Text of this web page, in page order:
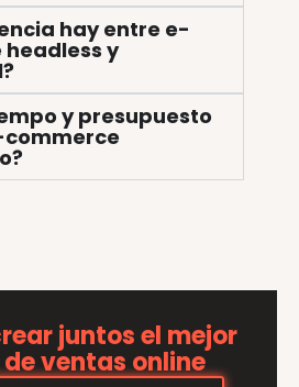
hay entre e-
y
y presupuesto
juntos el mejor
ventas online